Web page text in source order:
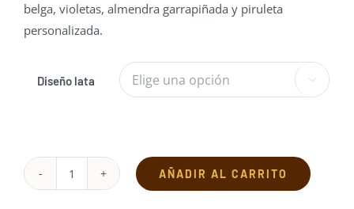
belga, violetas, almendra garrapiñada y piruleta
personalizada.
Diseño lata 
Lote
AÑADIR AL CARRITO